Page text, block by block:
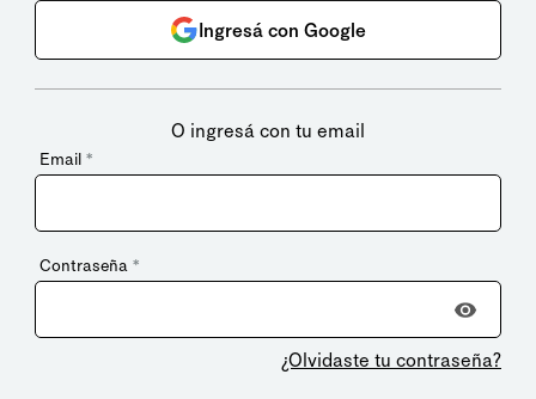
Ingresá con Google
O ingresá con tu email
Email *
Contraseña *
¿Olvidaste tu contraseña?